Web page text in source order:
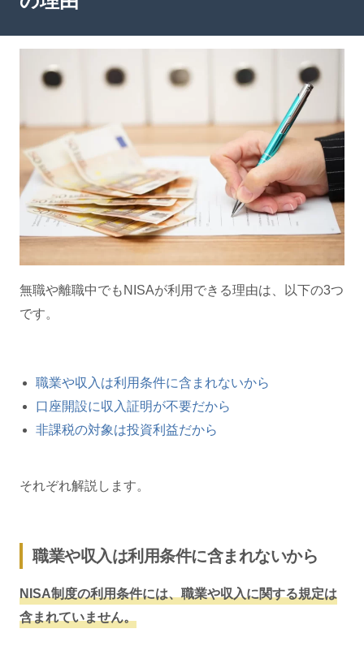
無職や離職中でもNISAが利用できる理由は、以下の3つ
です。
職業や収入は利用条件に含まれないから
口座開設に収入証明が不要だから
非課税の対象は投資利益だから
それぞれ解説します。
職業や収入は利用条件に含まれないから
NISA制度の利用条件には、職業や収入に関する規定は
含まれていません。